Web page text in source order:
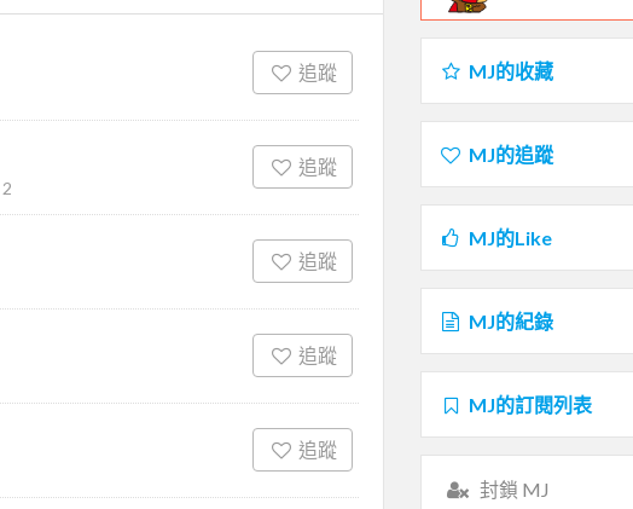
追蹤
2
追蹤
追蹤
追蹤
追蹤
MJ的收藏
MJ的追蹤
MJ的Like
MJ的紀錄
MJ的訂閱列表
封鎖 MJ